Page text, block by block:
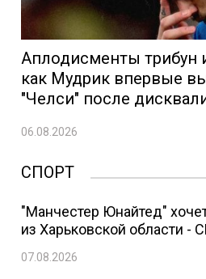
Аплодисменты трибун
как Мудрик впервые
"Челси" после
06.08.2026
СПОРТ
"Манчестер Юнайтед"
из Харьковской области -
07.08.2026